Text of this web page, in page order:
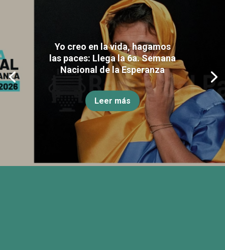
Yo creo en la vida, hagamos
las paces: Llega la 6a. Semana
Nacional de la Esperanza
Leer más